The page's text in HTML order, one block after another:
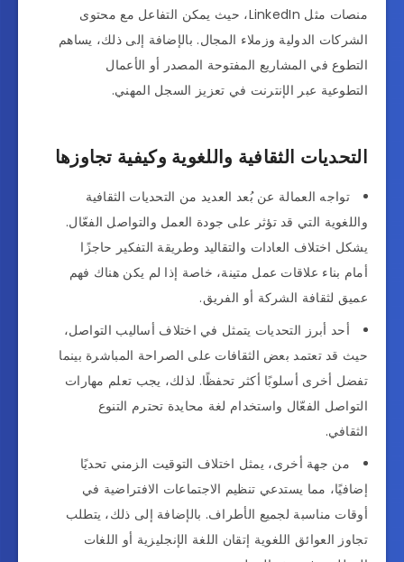
منصات مثل LinkedIn، حيث يمكن التفاعل مع محتوى
الشركات الدولية وزملاء المجال. بالإضافة إلى ذلك، يساهم
التطوع في المشاريع المفتوحة المصدر أو الأعمال
التطوعية عبر الإنترنت في تعزيز السجل المهني.
التحديات الثقافية واللغوية وكيفية تجاوزها
تواجه العمالة عن بُعد العديد من التحديات الثقافية
واللغوية التي قد تؤثر على جودة العمل والتواصل الفعّال.
يشكل اختلاف العادات والتقاليد وطريقة التفكير حاجزًا
أمام بناء علاقات عمل متينة، خاصة إذا لم يكن هناك فهم
عميق لثقافة الشركة أو الفريق.
أحد أبرز التحديات يتمثل في اختلاف أساليب التواصل،
حيث قد تعتمد بعض الثقافات على الصراحة المباشرة بينما
تفضل أخرى أسلوبًا أكثر تحفظًا. لذلك، يجب تعلم مهارات
التواصل الفعّال واستخدام لغة محايدة تحترم التنوع
الثقافي.
من جهة أخرى، يمثل اختلاف التوقيت الزمني تحديًا
إضافيًا، مما يستدعي تنظيم الاجتماعات الافتراضية في
أوقات مناسبة لجميع الأطراف. بالإضافة إلى ذلك، يتطلب
تجاوز العوائق اللغوية إتقان اللغة الإنجليزية أو اللغات